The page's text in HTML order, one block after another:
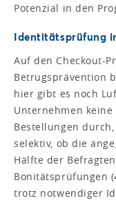
Potenzial in den
Identitätsprüfung
Auf den Checkout-
Betrugsprävention
hier gibt es noch
Unternehmen
Bestellungen
selektiv, ob die
Hälfte der
Bonitätsprüfungen
trotz notwendiger